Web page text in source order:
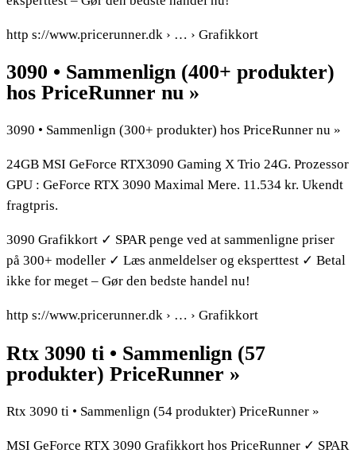
http s://www.pricerunner.dk › … › Grafikkort
3090 • Sammenlign (400+ produkter)
hos PriceRunner nu »
3090 • Sammenlign (300+ produkter) hos PriceRunner nu »
24GB MSI GeForce RTX3090 Gaming X Trio 24G. Prozessor
GPU : GeForce RTX 3090 Maximal Mere. 11.534 kr. Ukendt
fragtpris.
3090 Grafikkort ✓ SPAR penge ved at sammenligne priser
på 300+ modeller ✓ Læs anmeldelser og eksperttest ✓ Betal
ikke for meget – Gør den bedste handel nu!
http s://www.pricerunner.dk › … › Grafikkort
Rtx 3090 ti • Sammenlign (57
produkter) PriceRunner »
Rtx 3090 ti • Sammenlign (54 produkter) PriceRunner »
MSI GeForce RTX 3090 Grafikkort hos PriceRunner ✓ SPAR